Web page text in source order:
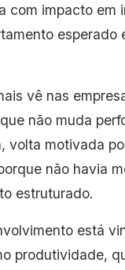
com impacto em
esperado
vê nas
não muda
volta motivada
não havia
estruturado.
está
produtividade,